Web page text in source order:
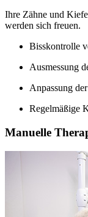
Ihre Zähne und
werden sich freuen.
Bisskontrolle
Ausmessung
Anpassung
Regelmäßige
Manuelle